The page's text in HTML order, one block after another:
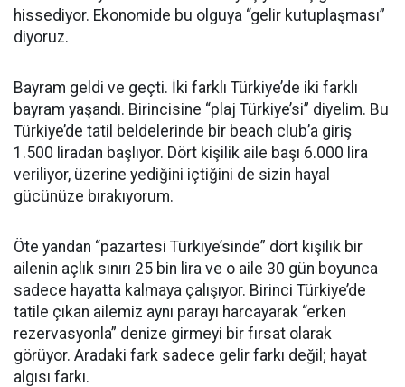
hissediyor. Ekonomide bu olguya “gelir kutuplaşması”
diyoruz.
Bayram geldi ve geçti. İki farklı Türkiye’de iki farklı
bayram yaşandı. Birincisine “plaj Türkiye’si” diyelim. Bu
Türkiye’de tatil beldelerinde bir beach club’a giriş
1.500 liradan başlıyor. Dört kişilik aile başı 6.000 lira
veriliyor, üzerine yediğini içtiğini de sizin hayal
gücünüze bırakıyorum.
Öte yandan “pazartesi Türkiye’sinde” dört kişilik bir
ailenin açlık sınırı 25 bin lira ve o aile 30 gün boyunca
sadece hayatta kalmaya çalışıyor. Birinci Türkiye’de
tatile çıkan ailemiz aynı parayı harcayarak “erken
rezervasyonla” denize girmeyi bir fırsat olarak
görüyor. Aradaki fark sadece gelir farkı değil; hayat
algısı farkı.